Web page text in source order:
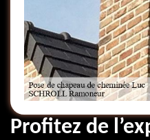
Profitez de